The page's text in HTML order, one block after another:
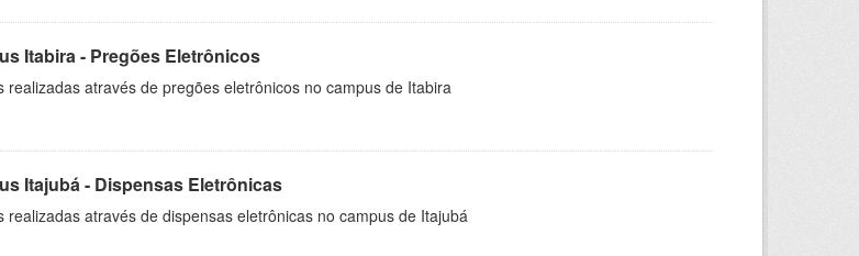
Itabira - Pregões Eletrônicos
realizadas através de pregões eletrônicos no campus de Itabira
Itajubá - Dispensas Eletrônicas
realizadas através de dispensas eletrônicas no campus de Itajubá